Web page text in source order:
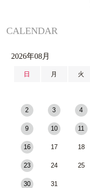
CALENDAR
2026年08月
日 月 火
2 3 4
9 10 11
16 17 18
23 24 25
30 31